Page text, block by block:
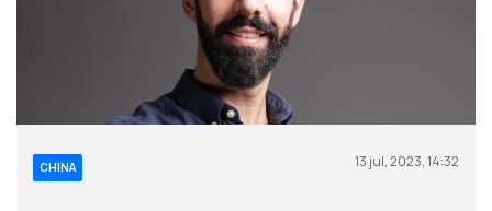
CHINA 13 jul, 2023, 14:32